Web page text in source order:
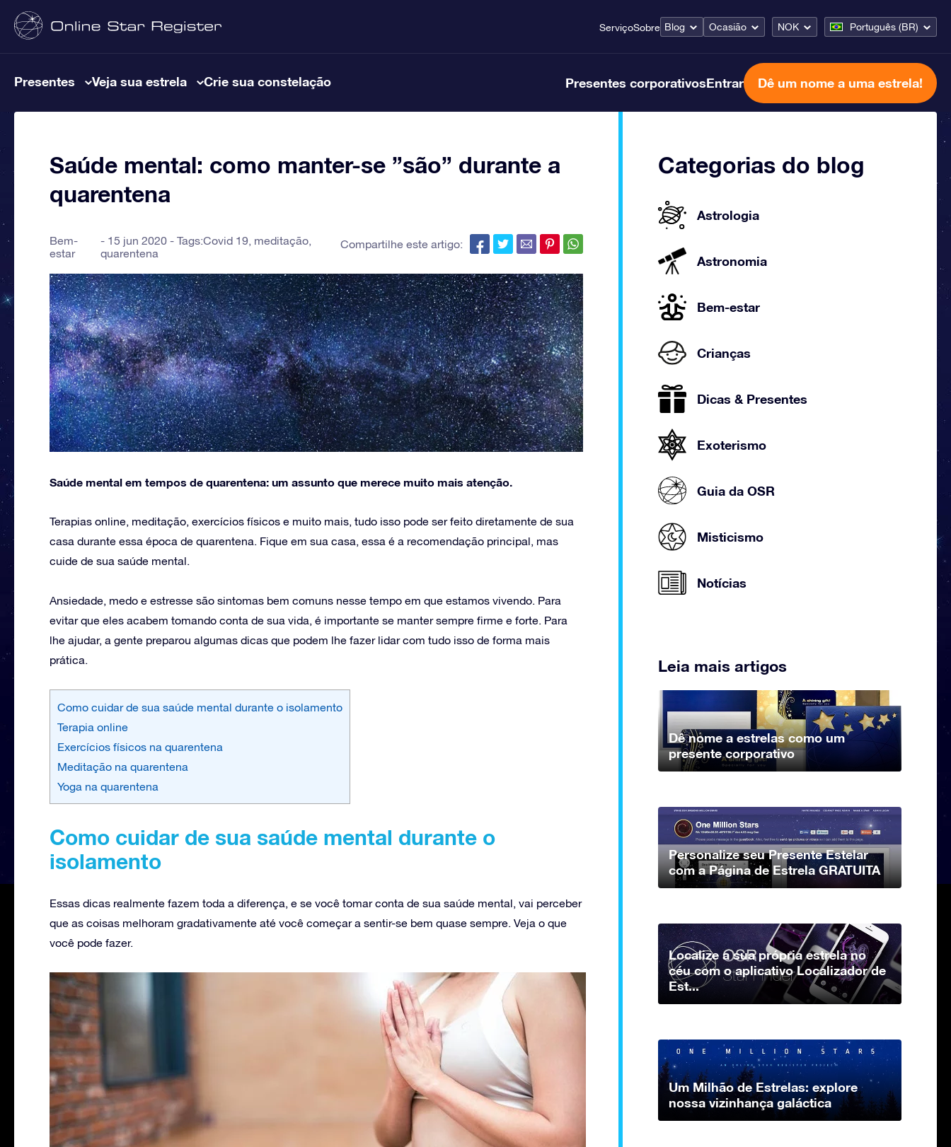
ServiçoSobre Blog Ocasião NOK Português (BR)
Presentes Veja sua estrela Crie sua constelação Presentes corporativosEntrar Dê um nome a uma estrela!
Saúde mental: como manter-se ”são” durante a
quarentena
Bem-
estar
15 jun 2020 - Tags:Covid 19, meditação,
quarentena
Compartilhe este artigo:
Saúde mental em tempos de quarentena: um assunto que merece muito mais atenção.
Terapias online, meditação, exercícios físicos e muito mais, tudo isso pode ser feito diretamente de sua
casa durante essa época de quarentena. Fique em sua casa, essa é a recomendação principal, mas
cuide de sua saúde mental.
Ansiedade, medo e estresse são sintomas bem comuns nesse tempo em que estamos vivendo. Para
evitar que eles acabem tomando conta de sua vida, é importante se manter sempre firme e forte. Para
lhe ajudar, a gente preparou algumas dicas que podem lhe fazer lidar com tudo isso de forma mais
prática.
Como cuidar de sua saúde mental durante o isolamento
Terapia online
Exercícios físicos na quarentena
Meditação na quarentena
Yoga na quarentena
Como cuidar de sua saúde mental durante o
isolamento
Essas dicas realmente fazem toda a diferença, e se você tomar conta de sua saúde mental, vai perceber
que as coisas melhoram gradativamente até você começar a sentir-se bem quase sempre. Veja o que
você pode fazer.
Categorias do blog
Astrologia
Astronomia
Bem-estar
Crianças
Dicas & Presentes
Exoterismo
Guia da OSR
Misticismo
Notícias
Leia mais artigos
Dê nome a estrelas como um
presente corporativo
Personalize seu Presente Estelar
com a Página de Estrela GRATUITA
Localize a sua própria estrela no
céu com o aplicativo Localizador de
Est...
Um Milhão de Estrelas: explore
nossa vizinhança galáctica